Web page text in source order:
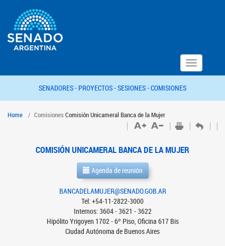
Toggle
navigation
SENADORES - PROYECTOS -SESIONES -COMISIONES
Home Comisiones Comisión Unicameral Banca de la Mujer
COMISIÓN UNICAMERAL BANCA DE LA MUJER
Agenda de reunión
BANCADELAMUJER@SENADO.GOB.AR
Tel: +54-11-2822-3000
Internos: 3604 - 3621 - 3622
Hipólito Yrigoyen 1702 - 6º Piso, Oficina 617 Bis
Ciudad Autónoma de Buenos Aires